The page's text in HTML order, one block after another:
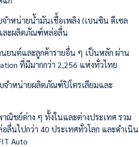
ำหน่ายน้ำมันเชื้อเพลิง (เบนซิน ดีเซล
ละผลิตภัณฑ์หล่อลื่น
นยนต์และลูกค้ารายอื่น ๆ เป็นหลัก ผ่าน
ที่มีมากกว่า 2,256 แห่งทั่วไทย
จำหน่ายผลิตภัณฑ์ปิโตรเลียมและ
ณิชย์ต่าง ๆ ทั้งในและต่างประเทศ รวม
ลื่นไปกว่า 40 ประเทศทั่วโลก และดำเนิน
Auto